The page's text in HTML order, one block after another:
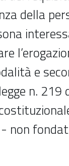
della
e
n. 219
non